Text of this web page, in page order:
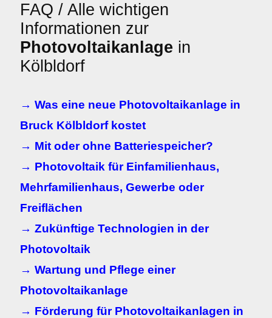
FAQ / Alle wichtigen
Informationen zur
Photovoltaikanlage in
Kölbldorf
→ Was eine neue Photovoltaikanlage in
Bruck Kölbldorf kostet
→ Mit oder ohne Batteriespeicher?
→ Photovoltaik für Einfamilienhaus,
Mehrfamilienhaus, Gewerbe oder
Freiflächen
→ Zukünftige Technologien in der
Photovoltaik
→ Wartung und Pflege einer
Photovoltaikanlage
→ Förderung für Photovoltaikanlagen in